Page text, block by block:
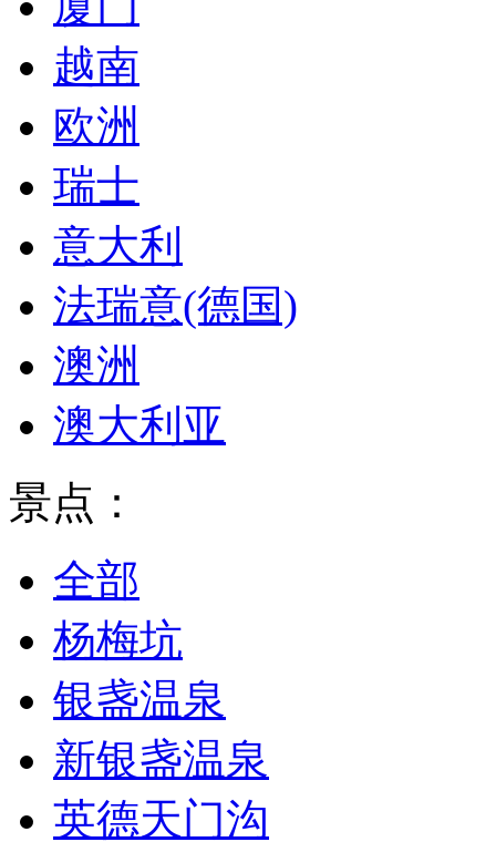
越南
欧洲
瑞士
意大利
法瑞意(德国)
澳洲
澳大利亚
景点：
全部
杨梅坑
银盏温泉
新银盏温泉
英德天门沟